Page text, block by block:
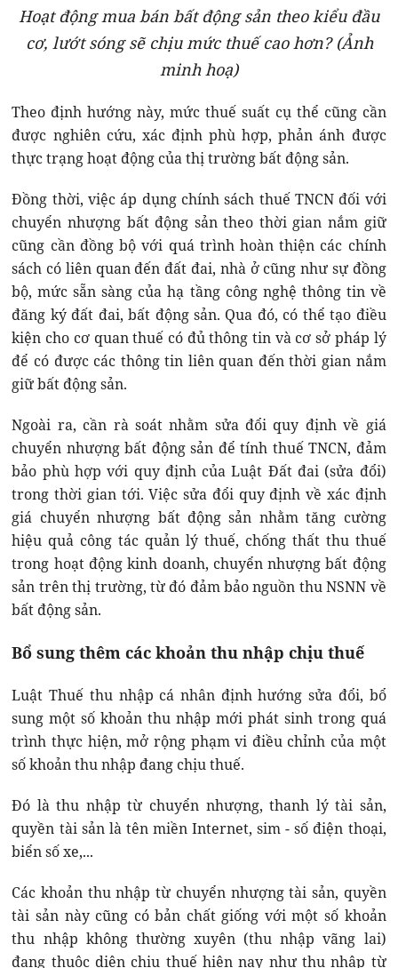
Hoạt động mua bán bất động sản theo kiểu đầu
cơ, lướt sóng sẽ chịu mức thuế cao hơn? (Ảnh
minh hoạ)
Theo định hướng này, mức thuế suất cụ thể cũng cần
được nghiên cứu, xác định phù hợp, phản ánh được
thực trạng hoạt động của thị trường bất động sản.
Đồng thời, việc áp dụng chính sách thuế TNCN đối với
chuyển nhượng bất động sản theo thời gian nắm giữ
cũng cần đồng bộ với quá trình hoàn thiện các chính
sách có liên quan đến đất đai, nhà ở cũng như sự đồng
bộ, mức sẵn sàng của hạ tầng công nghệ thông tin về
đăng ký đất đai, bất động sản. Qua đó, có thể tạo điều
kiện cho cơ quan thuế có đủ thông tin và cơ sở pháp lý
để có được các thông tin liên quan đến thời gian nắm
giữ bất động sản.
Ngoài ra, cần rà soát nhằm sửa đổi quy định về giá
chuyển nhượng bất động sản để tính thuế TNCN, đảm
bảo phù hợp với quy định của Luật Đất đai (sửa đổi)
trong thời gian tới. Việc sửa đổi quy định về xác định
giá chuyển nhượng bất động sản nhằm tăng cường
hiệu quả công tác quản lý thuế, chống thất thu thuế
trong hoạt động kinh doanh, chuyển nhượng bất động
sản trên thị trường, từ đó đảm bảo nguồn thu NSNN về
bất động sản.
Bổ sung thêm các khoản thu nhập chịu thuế
Luật Thuế thu nhập cá nhân định hướng sửa đổi, bổ
sung một số khoản thu nhập mới phát sinh trong quá
trình thực hiện, mở rộng phạm vi điều chỉnh của một
số khoản thu nhập đang chịu thuế.
Đó là thu nhập từ chuyển nhượng, thanh lý tài sản,
quyền tài sản là tên miền Internet, sim - số điện thoại,
biển số xe,...
Các khoản thu nhập từ chuyển nhượng tài sản, quyền
tài sản này cũng có bản chất giống với một số khoản
thu nhập không thường xuyên (thu nhập vãng lai)
đang thuộc diện chịu thuế hiện nay như thu nhập từ